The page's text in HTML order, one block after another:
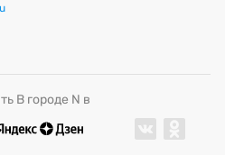
В городе N в